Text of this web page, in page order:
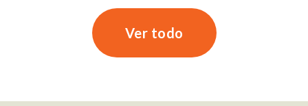
Ver todo